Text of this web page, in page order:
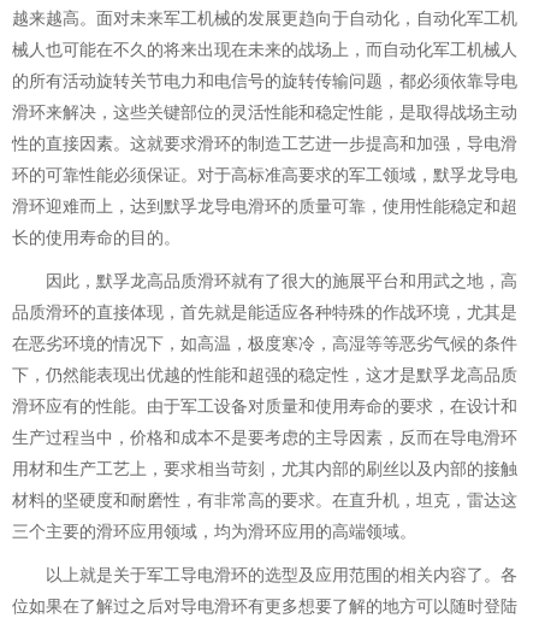
越来越高。面对未来军工机械的发展更趋向于自动化，自动化军工机
械人也可能在不久的将来出现在未来的战场上，而自动化军工机械人
的所有活动旋转关节电力和电信号的旋转传输问题，都必须依靠导电
滑环来解决，这些关键部位的灵活性能和稳定性能，是取得战场主动
性的直接因素。这就要求滑环的制造工艺进一步提高和加强，导电滑
环的可靠性能必须保证。对于高标准高要求的军工领域，默孚龙导电
滑环迎难而上，达到默孚龙导电滑环的质量可靠，使用性能稳定和超
长的使用寿命的目的。
因此，默孚龙高品质滑环就有了很大的施展平台和用武之地，高
品质滑环的直接体现，首先就是能适应各种特殊的作战环境，尤其是
在恶劣环境的情况下，如高温，极度寒冷，高湿等等恶劣气候的条件
下，仍然能表现出优越的性能和超强的稳定性，这才是默孚龙高品质
滑环应有的性能。由于军工设备对质量和使用寿命的要求，在设计和
生产过程当中，价格和成本不是要考虑的主导因素，反而在导电滑环
用材和生产工艺上，要求相当苛刻，尤其内部的刷丝以及内部的接触
材料的坚硬度和耐磨性，有非常高的要求。在直升机，坦克，雷达这
三个主要的滑环应用领域，均为滑环应用的高端领域。
以上就是关于军工导电滑环的选型及应用范围的相关内容了。各
位如果在了解过之后对导电滑环有更多想要了解的地方可以随时登陆